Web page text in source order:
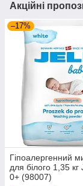
Акційні
–17%
Гіпоалергенний
для білого 1,35
0+ (98007)